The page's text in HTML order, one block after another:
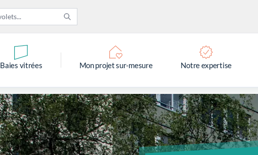
Baies vitrées Mon projet sur-mesure Notre expertise